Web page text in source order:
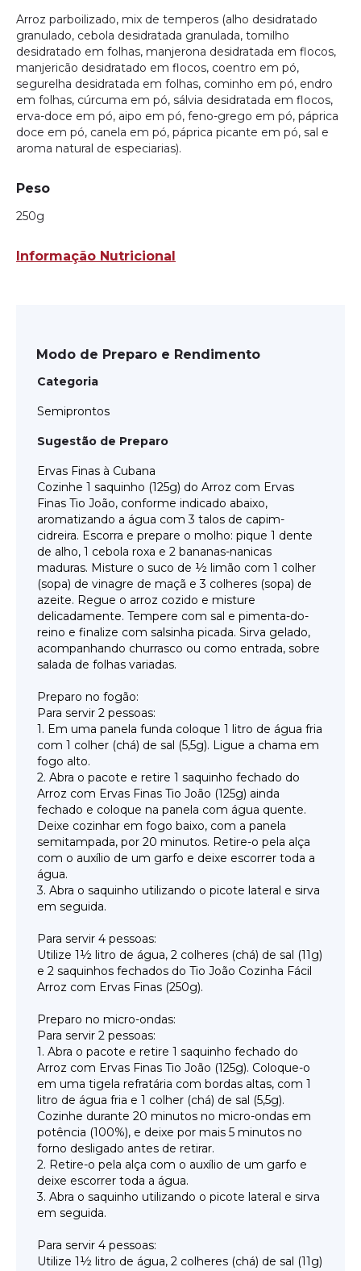
Arroz parboilizado, mix de temperos (alho desidratado
granulado, cebola desidratada granulada, tomilho
desidratado em folhas, manjerona desidratada em flocos,
manjericão desidratado em flocos, coentro em pó,
segurelha desidratada em folhas, cominho em pó, endro
em folhas, cúrcuma em pó, sálvia desidratada em flocos,
erva-doce em pó, aipo em pó, feno-grego em pó, páprica
doce em pó, canela em pó, páprica picante em pó, sal e
aroma natural de especiarias).
Peso
250g
Informação Nutricional
Modo de Preparo e Rendimento
Categoria
Semiprontos
Sugestão de Preparo
Ervas Finas à Cubana
Cozinhe 1 saquinho (125g) do Arroz com Ervas
Finas Tio João, conforme indicado abaixo,
aromatizando a água com 3 talos de capim-
cidreira. Escorra e prepare o molho: pique 1 dente
de alho, 1 cebola roxa e 2 bananas-nanicas
maduras. Misture o suco de ½ limão com 1 colher
(sopa) de vinagre de maçã e 3 colheres (sopa) de
azeite. Regue o arroz cozido e misture
delicadamente. Tempere com sal e pimenta-do-
reino e finalize com salsinha picada. Sirva gelado,
acompanhando churrasco ou como entrada, sobre
salada de folhas variadas.
Preparo no fogão:
Para servir 2 pessoas:
1. Em uma panela funda coloque 1 litro de água fria
com 1 colher (chá) de sal (5,5g). Ligue a chama em
fogo alto.
2. Abra o pacote e retire 1 saquinho fechado do
Arroz com Ervas Finas Tio João (125g) ainda
fechado e coloque na panela com água quente.
Deixe cozinhar em fogo baixo, com a panela
semitampada, por 20 minutos. Retire-o pela alça
com o auxílio de um garfo e deixe escorrer toda a
água.
3. Abra o saquinho utilizando o picote lateral e sirva
em seguida.
Para servir 4 pessoas:
Utilize 1½ litro de água, 2 colheres (chá) de sal (11g)
e 2 saquinhos fechados do Tio João Cozinha Fácil
Arroz com Ervas Finas (250g).
Preparo no micro-ondas:
Para servir 2 pessoas:
1. Abra o pacote e retire 1 saquinho fechado do
Arroz com Ervas Finas Tio João (125g). Coloque-o
em uma tigela refratária com bordas altas, com 1
litro de água fria e 1 colher (chá) de sal (5,5g).
Cozinhe durante 20 minutos no micro-ondas em
potência (100%), e deixe por mais 5 minutos no
forno desligado antes de retirar.
2. Retire-o pela alça com o auxílio de um garfo e
deixe escorrer toda a água.
3. Abra o saquinho utilizando o picote lateral e sirva
em seguida.
Para servir 4 pessoas:
Utilize 1½ litro de água, 2 colheres (chá) de sal (11g)